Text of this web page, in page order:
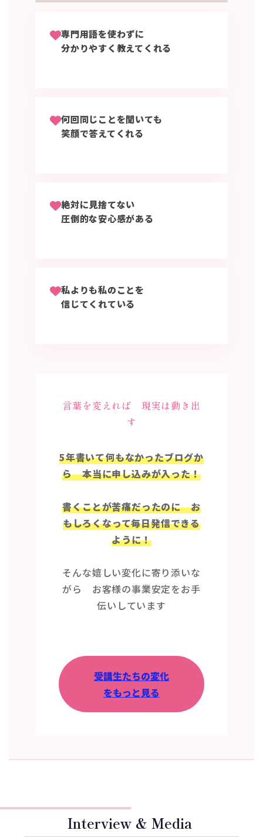
専門用語を使わずに
分かりやすく教えてくれる
何回同じことを聞いても
笑顔で答えてくれる
絶対に見捨てない
圧倒的な安心感がある
私よりも私のことを
信じてくれている
言葉を変えれば 現実は動き出
す
5年書いて何もなかったブログか
ら 本当に申し込みが入った！
書くことが苦痛だったのに お
もしろくなって毎日発信できる
ように！
そんな嬉しい変化に寄り添いな
がら お客様の事業安定をお手
伝いしています
受講生たちの変化
をもっと見る
Interview & Media